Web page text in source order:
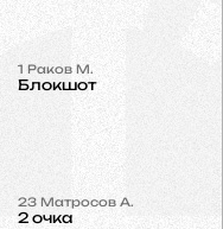
1 Раков М.
Блокшот
23 Матросов А.
2 очка